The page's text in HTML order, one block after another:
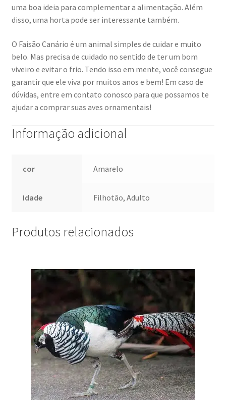
uma boa ideia para complementar a alimentação. Além
disso, uma horta pode ser interessante também.
O Faisão Canário é um animal simples de cuidar e muito
belo. Mas precisa de cuidado no sentido de ter um bom
viveiro e evitar o frio. Tendo isso em mente, você consegue
garantir que ele viva por muitos anos e bem! Em caso de
dúvidas, entre em contato conosco para que possamos te
ajudar a comprar suas aves ornamentais!
Informação adicional
cor Amarelo
Idade Filhotão, Adulto
Produtos relacionados